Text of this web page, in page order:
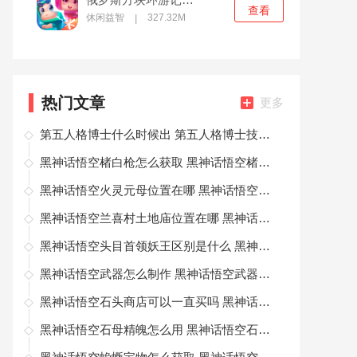
休闲益智 327.32M
查看
热门文章 更多
第五人格博士什么时候出 第五人格博士技能是什么
黑神话悟空楮白枪怎么获取 黑神话悟空楮白枪获取方法
黑神话悟空火灵元母位置在哪 黑神话悟空火灵元母位置介绍
黑神话悟空兰喜村土地庙位置在哪 黑神话悟空兰喜村土地庙位置详细介绍
黑神话悟空头目首领妖王区别是什么 黑神话悟空头目首领妖王区别介绍
黑神话悟空武器怎么制作 黑神话悟空武器制作方法
黑神话悟空石头商店可以一直买吗 黑神话悟空石头商店购买介绍
黑神话悟空石母精魄怎么用 黑神话悟空石母精魄使用方法